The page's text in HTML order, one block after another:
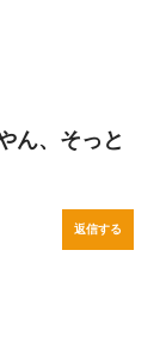
ん、そっと
返信する